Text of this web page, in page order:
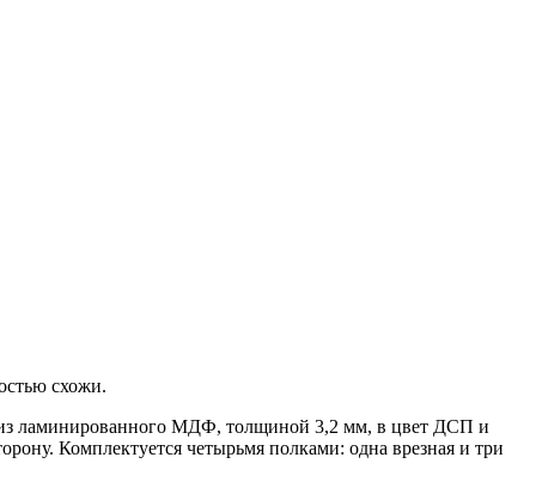
схожи.
ламинированного МДФ, толщиной 3,2 мм, в цвет ДСП и
Комплектуется четырьмя полками: одна врезная и три